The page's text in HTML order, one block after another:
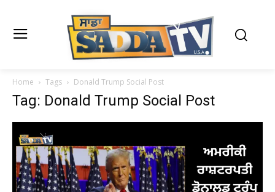
Home Tags Donald Trump Social Post
Tag: Donald Trump Social Post